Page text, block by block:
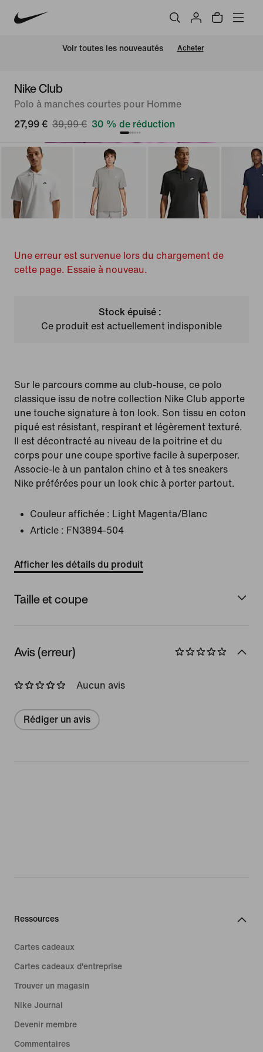
Voir toutes les nouveautés Acheter
Nike Club
Polo à manches courtes pour Homme
27,99 € 39,99 € 30 % de réduction
Une erreur est survenue lors du chargement de
cette page. Essaie à nouveau.
Stock épuisé :
Ce produit est actuellement indisponible
Sur le parcours comme au club-house, ce polo
classique issu de notre collection Nike Club apporte
une touche signature à ton look. Son tissu en coton
piqué est résistant, respirant et légèrement texturé.
Il est décontracté au niveau de la poitrine et du
corps pour une coupe sportive facile à superposer.
Associe-le à un pantalon chino et à tes sneakers
Nike préférées pour un look chic à porter partout.
Couleur affichée : Light Magenta/Blanc
Article : FN3894-504
Afficher les détails du produit
Taille et coupe
Avis (erreur)
Aucun avis
Rédiger un avis
Ressources
Cartes cadeaux
Cartes cadeaux d'entreprise
Trouver un magasin
Nike Journal
Devenir membre
Commentaires